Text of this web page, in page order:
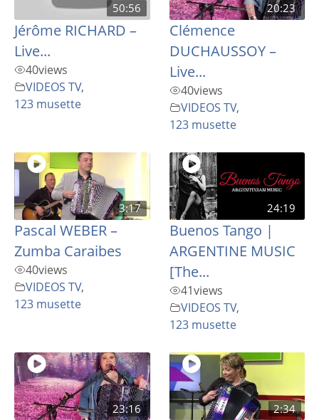
50:56
Jérôme RICHARD –
Live...
40views
VIDEOS TV,
123 musette
20:23
Clémence
DUCHAUSSOY –
Live...
40views
VIDEOS TV,
123 musette
3:17
Pascal WEBER –
Zumba Caraibes
40views
VIDEOS TV,
123 musette
24:19
Buenos Tango |
ARGENTINE MUSIC
[The...
41views
VIDEOS TV,
123 musette
23:16 2:34